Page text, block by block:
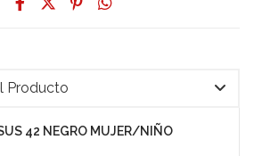
Producto
42 NEGRO MUJER/NIÑO